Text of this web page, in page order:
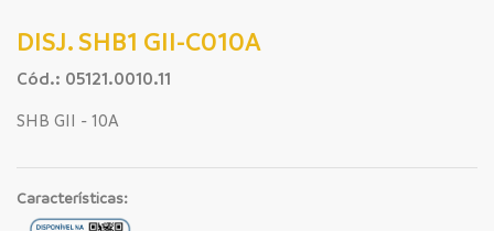
DISJ. SHB1 GII-C010A
Cód.: 05121.0010.11
SHB GII - 10A
Características: